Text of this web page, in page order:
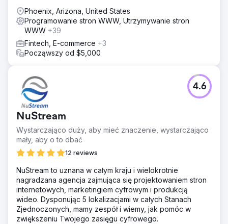
Phoenix, Arizona, United States
Programowanie stron WWW, Utrzymywanie stron
WWW +39
Fintech, E-commerce +3
Począwszy od $5,000
NuStream
Wystarczająco duży, aby mieć znaczenie, wystarczająco
mały, aby o to dbać
12 reviews
4.6
NuStream to uznana w całym kraju i wielokrotnie
nagradzana agencja zajmująca się projektowaniem stron
internetowych, marketingiem cyfrowym i produkcją
wideo. Dysponując 5 lokalizacjami w całych Stanach
Zjednoczonych, mamy zespół i wiemy, jak pomóc w
zwiększeniu Twojego zasięgu cyfrowego.